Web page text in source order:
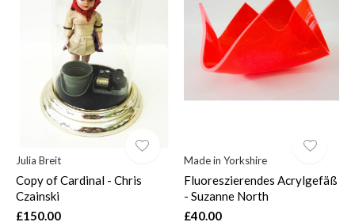
Julia Breit
Copy of Cardinal - Chris
Czainski
£150.00
Made in Yorkshire
Fluoreszierendes Acrylgefäß
- Suzanne North
£40.00